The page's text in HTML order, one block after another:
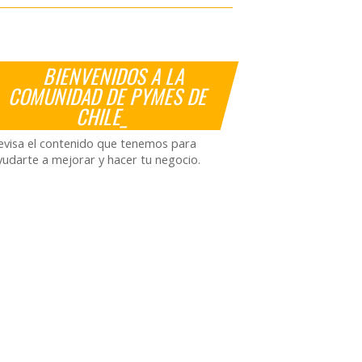
BIENVENIDOS A LA
COMUNIDAD DE PYMES DE
CHILE_
el contenido que tenemos para
a mejorar y hacer tu negocio.